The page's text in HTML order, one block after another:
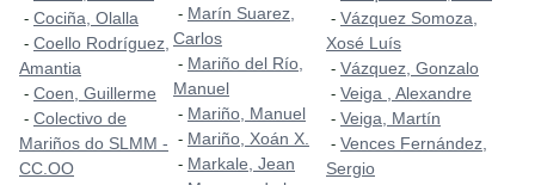
- Cociña, Olalla
- Coello Rodríguez,
Amantia
- Coen, Guillerme
- Colectivo de
Mariños do SLMM -
CC.OO
- Marín Suarez,
Carlos
- Mariño del Río,
Manuel
- Mariño, Manuel
- Mariño, Xoán X.
- Markale, Jean
- Vázquez Somoza,
Xosé Luís
- Vázquez, Gonzalo
- Veiga , Alexandre
- Veiga, Martín
- Vences Fernández,
Sergio